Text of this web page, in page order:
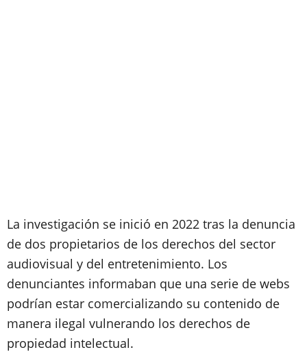
La investigación se inició en 2022 tras la denuncia
de dos propietarios de los derechos del sector
audiovisual y del entretenimiento. Los
denunciantes informaban que una serie de webs
podrían estar comercializando su contenido de
manera ilegal vulnerando los derechos de
propiedad intelectual.